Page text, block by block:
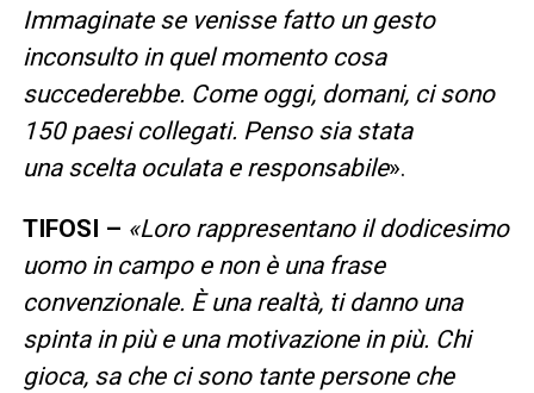
Immaginate se venisse fatto un gesto
inconsulto in quel momento cosa
succederebbe. Come oggi, domani, ci sono
150 paesi collegati. Penso sia stata
una scelta oculata e responsabile».
TIFOSI – «Loro rappresentano il dodicesimo
uomo in campo e non è una frase
convenzionale. È una realtà, ti danno una
spinta in più e una motivazione in più. Chi
gioca, sa che ci sono tante persone che